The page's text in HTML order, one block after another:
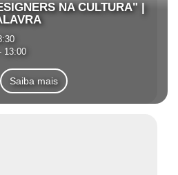
NA CULTURA" |
13:00
Saiba mais